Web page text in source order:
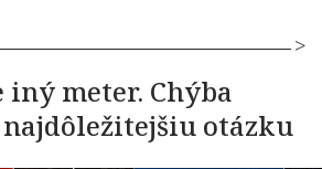
iný meter. Chýba
otázku